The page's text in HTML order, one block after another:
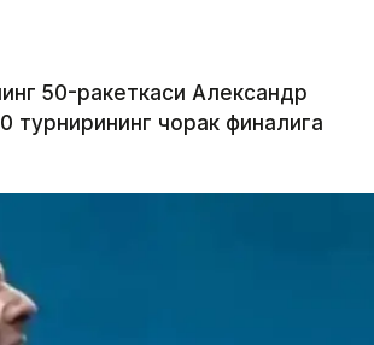
50-ракеткаси Александр
турнирининг чорак финалига